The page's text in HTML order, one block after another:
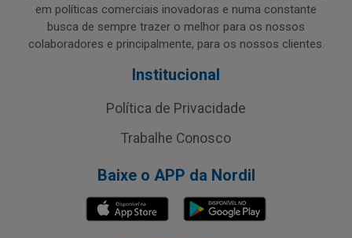
em políticas comerciais inovadoras e numa constante
busca de sempre trazer o melhor para os nossos
colaboradores e principalmente, para os nossos clientes.
Institucional
Política de Privacidade
Trabalhe Conosco
Baixe o APP da Nordil